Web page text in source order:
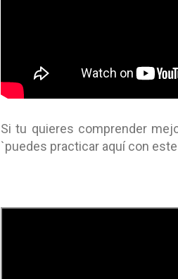
Si tu quieres comprender
`puedes practicar aquí con